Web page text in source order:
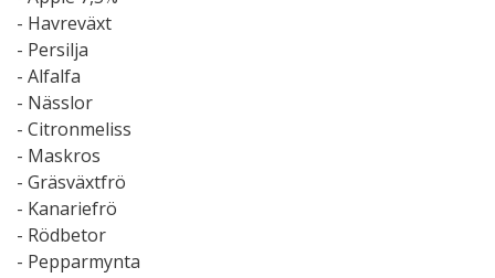
- Havreväxt
- Persilja
- Alfalfa
- Nässlor
- Citronmeliss
- Maskros
- Gräsväxtfrö
- Kanariefrö
- Rödbetor
- Pepparmynta